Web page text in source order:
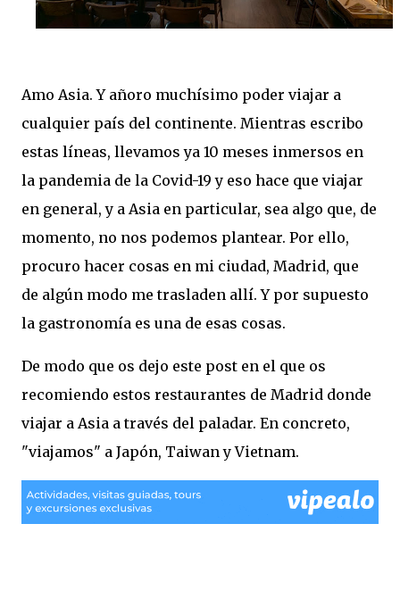
Amo Asia. Y añoro muchísimo poder viajar a
cualquier país del continente. Mientras escribo
estas líneas, llevamos ya 10 meses inmersos en
la pandemia de la Covid-19 y eso hace que viajar
en general, y a Asia en particular, sea algo que, de
momento, no nos podemos plantear. Por ello,
procuro hacer cosas en mi ciudad, Madrid, que
de algún modo me trasladen allí. Y por supuesto
la gastronomía es una de esas cosas.
De modo que os dejo este post en el que os
recomiendo estos restaurantes de Madrid donde
viajar a Asia a través del paladar. En concreto,
"viajamos" a Japón, Taiwan y Vietnam.